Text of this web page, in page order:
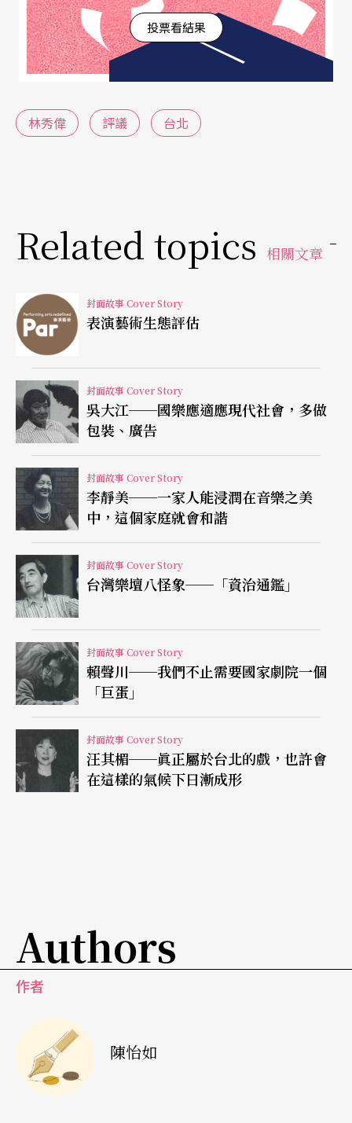
業家能多肩負起文化責任。藝術是真理，光華久遠
方見。
投票看結果
林秀偉 評議 台北
Related topics 相關文章
封面故事 Cover Story
表演藝術生態評估
封面故事 Cover Story
吳大江──國樂應適應現代社會，多做
包裝、廣告
封面故事 Cover Story
李靜美──一家人能浸潤在音樂之美
中，這個家庭就會和諧
封面故事 Cover Story
台灣樂壇八怪象──「資治通鑑」
封面故事 Cover Story
賴聲川──我們不止需要國家劇院一個
「巨蛋」
封面故事 Cover Story
汪其楣──眞正屬於台北的戲，也許會
在這樣的氣候下日漸成形
Authors
作者
陳怡如